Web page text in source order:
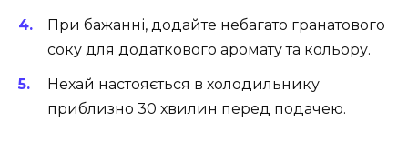
При бажанні, додайте небагато гранатового
соку для додаткового аромату та кольору.
Нехай настояється в холодильнику
приблизно 30 хвилин перед подачею.